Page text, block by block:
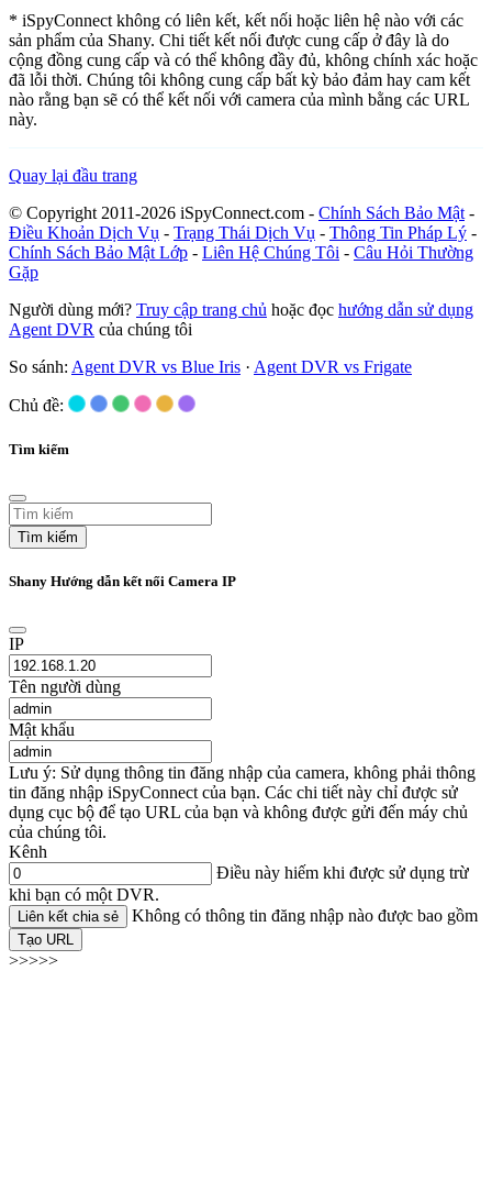
* iSpyConnect không có liên kết, kết nối hoặc liên hệ nào với các
sản phẩm của Shany. Chi tiết kết nối được cung cấp ở đây là do
cộng đồng cung cấp và có thể không đầy đủ, không chính xác hoặc
đã lỗi thời. Chúng tôi không cung cấp bất kỳ bảo đảm hay cam kết
nào rằng bạn sẽ có thể kết nối với camera của mình bằng các URL
này.
Quay lại đầu trang
© Copyright 2011-2026 iSpyConnect.com - Chính Sách Bảo Mật -
Điều Khoản Dịch Vụ - Trạng Thái Dịch Vụ - Thông Tin Pháp Lý -
Chính Sách Bảo Mật Lớp - Liên Hệ Chúng Tôi - Câu Hỏi Thường
Gặp
Người dùng mới? Truy cập trang chủ hoặc đọc hướng dẫn sử dụng
Agent DVR của chúng tôi
So sánh: Agent DVR vs Blue Iris · Agent DVR vs Frigate
Chủ đề:
Tìm kiếm
Tìm kiếm
Shany Hướng dẫn kết nối Camera IP
IP
Tên người dùng
Mật khẩu
Lưu ý: Sử dụng thông tin đăng nhập của camera, không phải thông
tin đăng nhập iSpyConnect của bạn. Các chi tiết này chỉ được sử
dụng cục bộ để tạo URL của bạn và không được gửi đến máy chủ
của chúng tôi.
Kênh
Điều này hiếm khi được sử dụng trừ
khi bạn có một DVR.
Liên kết chia sẻ Không có thông tin đăng nhập nào được bao gồm
Tạo URL
>>>>>